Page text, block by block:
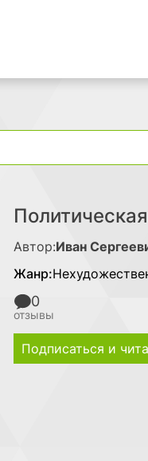
Автор:Иван
Жанр:
0
отзывы
Подписаться и